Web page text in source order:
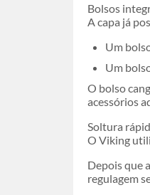
Bolsos
A capa já
Um
Um
O bolso
acessórios
Soltura
O Viking
Depois que
regulagem